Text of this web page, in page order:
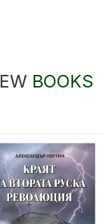
BOOKS